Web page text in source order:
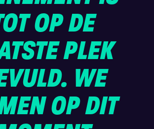
OP DE
PLEK
WE
OP DIT